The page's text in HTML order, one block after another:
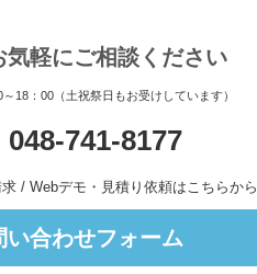
気軽にご相談ください
18：00（土祝祭日もお受けしています）
048-741-8177
/ Webデモ・見積り依頼はこちらから
い合わせフォーム